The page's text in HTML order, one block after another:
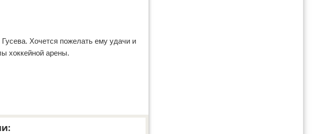
Хочется пожелать ему удачи и
хоккейной арены.